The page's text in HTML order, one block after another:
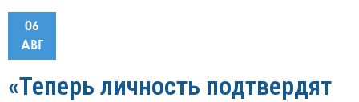
06
АВГ
«Теперь личность подтвердят